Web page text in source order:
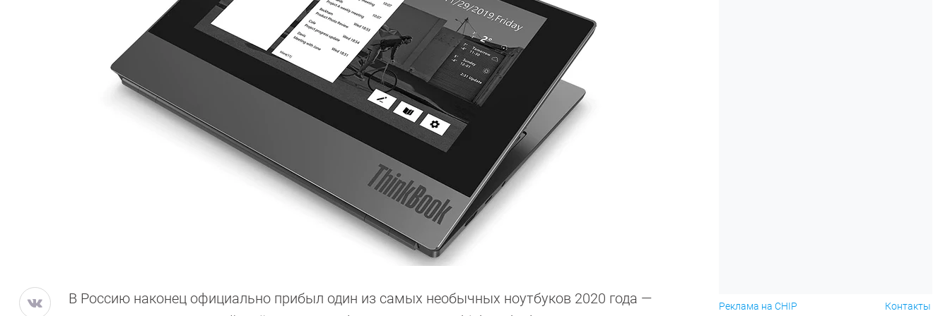
В Россию наконец официально прибыл один из самых необычных ноутбуков 2020 года —
Реклама на CHIP Контакты